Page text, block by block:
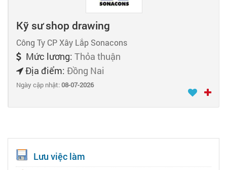
Kỹ sư shop drawing
Công Ty CP Xây Lắp Sonacons
Mức lương: Thỏa thuận
Địa điểm: Đồng Nai
Ngày cập nhật:08-07-2026
Lưu việc làm